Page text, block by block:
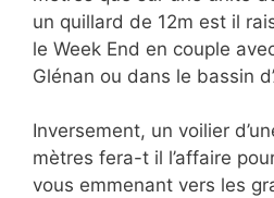
un quillard de 12m est il
le Week End en couple
Glénan ou dans le bassin
Inversement, un voilier
mètres fera-t il l’affaire
vous emmenant vers les